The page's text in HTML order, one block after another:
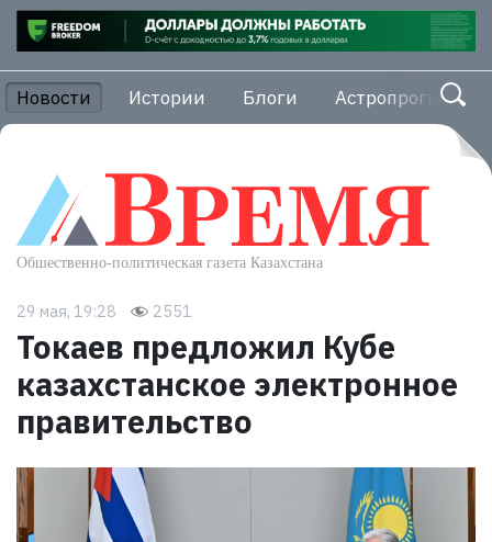
Новости Истории Блоги Астропрогноз
29 мая, 19:28 2551
Токаев предложил Кубе
казахстанское электронное
правительство